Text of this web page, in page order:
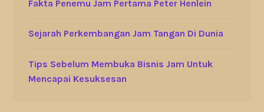
Fakta Penemu Jam Pertama Peter Henlein
Sejarah Perkembangan Jam Tangan Di Dunia
Tips Sebelum Membuka Bisnis Jam Untuk
Mencapai Kesuksesan